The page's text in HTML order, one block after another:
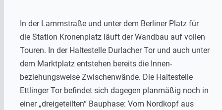
In der Lammstraße und unter dem Berliner Platz für
die Station Kronenplatz läuft der Wandbau auf vollen
Touren. In der Haltestelle Durlacher Tor und auch unter
dem Marktplatz entstehen bereits die Innen-
beziehungsweise Zwischenwände. Die Haltestelle
Ettlinger Tor befindet sich dagegen planmäßig noch in
einer „dreigeteilten“ Bauphase: Vom Nordkopf aus